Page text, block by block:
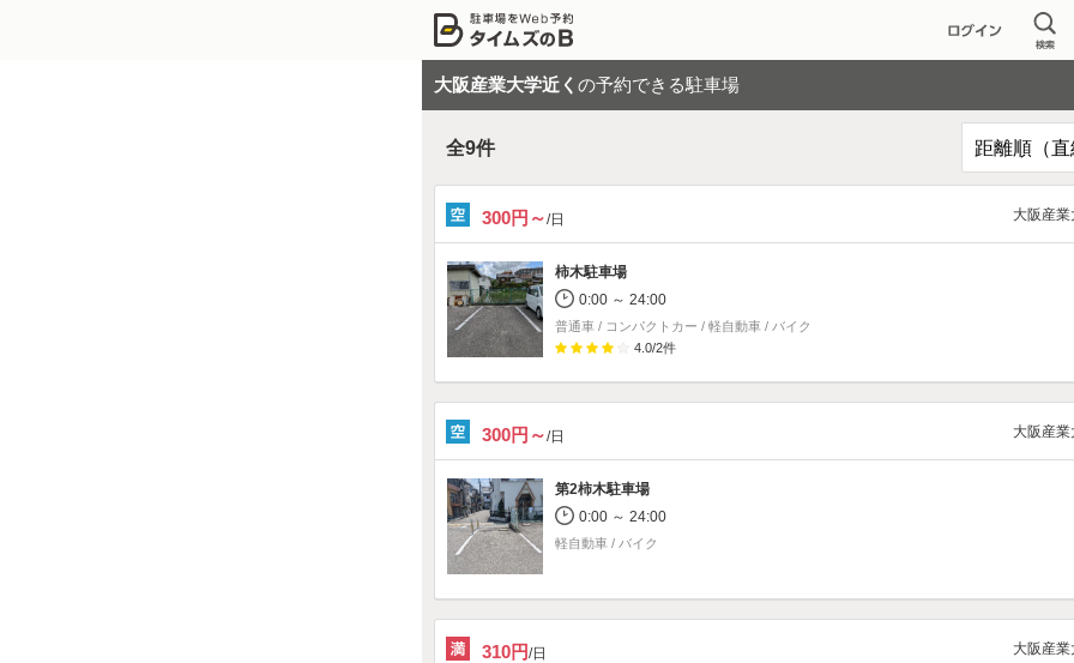
大阪産業大学近く の予約できる駐車場
全9件
300円～/日 大阪産業
柿木駐車場
0:00 ～ 24:00
普通車 / コンパクトカー / 軽自動車 / バイク
4.0/2件
300円～/日 大阪産業
第2柿木駐車場
0:00 ～ 24:00
軽自動車 / バイク
310円/日 大阪産業